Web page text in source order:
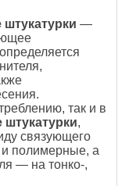
—
так и в
,
связующего
полимерные, а
— на тонко-,